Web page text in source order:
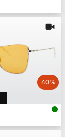
40 %